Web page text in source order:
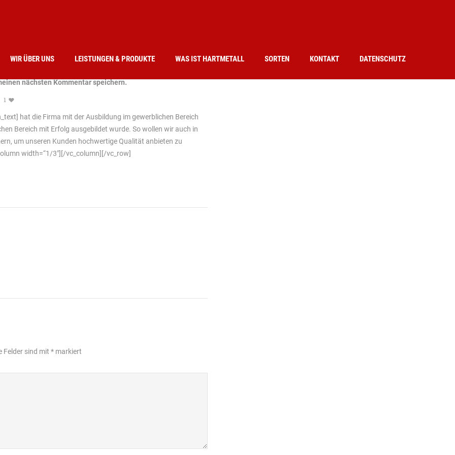
WIR ÜBER UNS LEISTUNGEN & PRODUKTE WAS IST HARTMETALL SORTEN KONTAKT DATENSCHUTZ
1
hat die Firma mit der Ausbildung im gewerblichen Bereich
Bereich mit Erfolg ausgebildet wurde. So wollen wir auch in
um unseren Kunden hochwertige Qualität anbieten zu
width=“1/3″][/vc_column][/vc_row]
Felder sind mit * markiert
nächsten Kommentar speichern.